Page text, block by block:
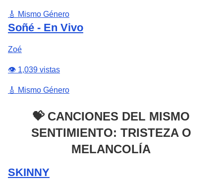
🎸 Mismo Género
Soñé - En Vivo
Zoé
👁️ 1,039 vistas
🎸 Mismo Género
💝 CANCIONES DEL MISMO
SENTIMIENTO: TRISTEZA O
MELANCOLÍA
SKINNY